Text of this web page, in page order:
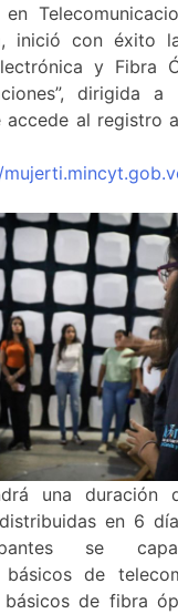
en
inició con éxito
y Fibra
dirigida
accede al registro
una duración
en 6
se
básicos de
básicos de fibra